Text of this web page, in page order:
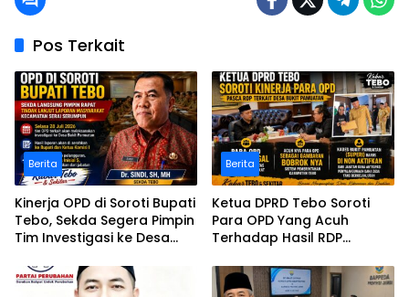
Pos Terkait
Berita
Kinerja OPD di Soroti Bupati
Tebo, Sekda Segera Pimpin
Tim Investigasi ke Desa
serumpun
Berita
Ketua DPRD Tebo Soroti
Para OPD Yang Acuh
Terhadap Hasil RDP
Pamuatan